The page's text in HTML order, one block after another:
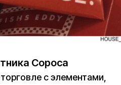
Сороса
с элементами,